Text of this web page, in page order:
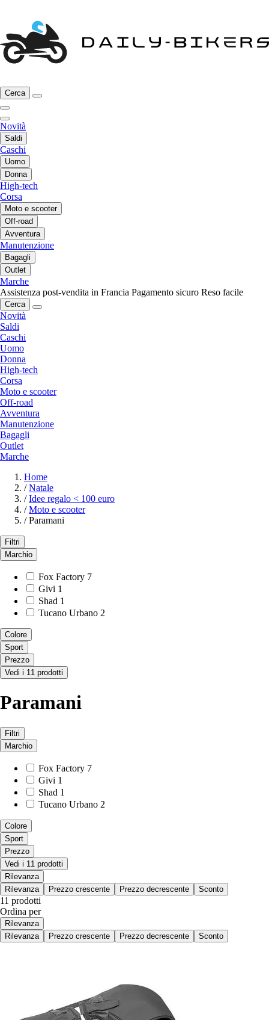
Cerca
Novità
Saldi
Caschi
Uomo
Donna
High-tech
Corsa
Moto e scooter
Off-road
Avventura
Manutenzione
Bagagli
Outlet
Marche
Assistenza post-vendita in Francia Pagamento sicuro Reso facile
Cerca
Novità
Saldi
Caschi
Uomo
Donna
High-tech
Corsa
Moto e scooter
Off-road
Avventura
Manutenzione
Bagagli
Outlet
Marche
Home
/ Natale
/ Idee regalo < 100 euro
/ Moto e scooter
/ Paramani
Filtri
Marchio
Fox Factory 7
Givi 1
Shad 1
Tucano Urbano 2
Colore
Sport
Prezzo
Vedi i 11 prodotti
Paramani
Filtri
Marchio
Fox Factory 7
Givi 1
Shad 1
Tucano Urbano 2
Colore
Sport
Prezzo
Vedi i 11 prodotti
Rilevanza
Rilevanza
Prezzo crescente Prezzo decrescente Sconto
11 prodotti
Ordina per
Rilevanza
Rilevanza
Prezzo crescente Prezzo decrescente Sconto